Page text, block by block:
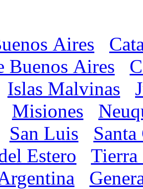
Aires
Buenos Aires
Islas Malvinas
Misiones
San Luis
Estero
Tierra